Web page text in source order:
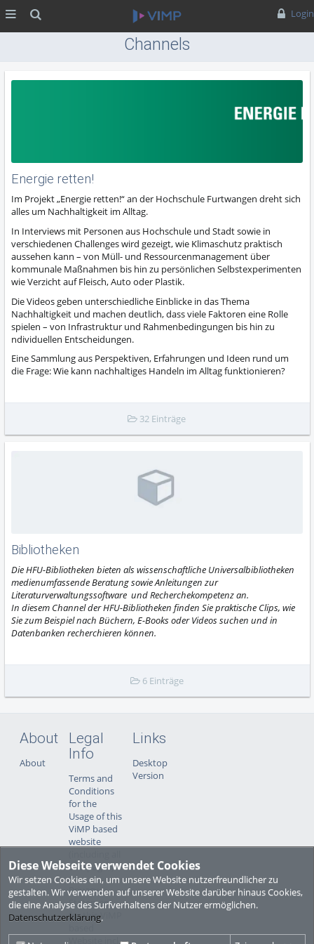
Login
Diese Webseite verwendet Cookies
Wir setzen Cookies ein, um unsere Website nutzerfreundlicher zu
gestalten. Wir verwenden auf unserer Website darüber hinaus Cookies,
die eine Analyse des Surfverhaltens der Nutzer ermöglichen.
Datenschutzerklärung.
Channels
Energie retten!
Im Projekt „Energie retten!“ an der Hochschule Furtwangen dreht sich
alles um Nachhaltigkeit im Alltag.
In Interviews mit Personen aus Hochschule und Stadt sowie in
verschiedenen Challenges wird gezeigt, wie Klimaschutz praktisch
aussehen kann – von Müll- und Ressourcenmanagement über
kommunale Maßnahmen bis hin zu persönlichen Selbstexperimenten
wie Verzicht auf Fleisch, Auto oder Plastik.
Die Videos geben unterschiedliche Einblicke in das Thema
Nachhaltigkeit und machen deutlich, dass viele Faktoren eine Rolle
spielen – von Infrastruktur und Rahmenbedingungen bis hin zu
ndividuellen Entscheidungen.
Eine Sammlung aus Perspektiven, Erfahrungen und Ideen rund um
die Frage: Wie kann nachhaltiges Handeln im Alltag funktionieren?
32 Einträge
Bibliotheken
Die HFU-Bibliotheken bieten als wissenschaftliche Universalbibliotheken
medienumfassende Beratung sowie Anleitungen zur
Literaturverwaltungssoftware und Recherchekompetenz an.
In diesem Channel der HFU-Bibliotheken finden Sie praktische Clips, wie
Sie zum Beispiel nach Büchern, E-Books oder Videos suchen und in
Datenbanken recherchieren können.
6 Einträge
About
About
Legal
Info
Terms and
Conditions
for the
Usage of this
ViMP based
website
sub-pages)
Privacy
Statement
for this ViMP
Website incl.
Links
Desktop
Version